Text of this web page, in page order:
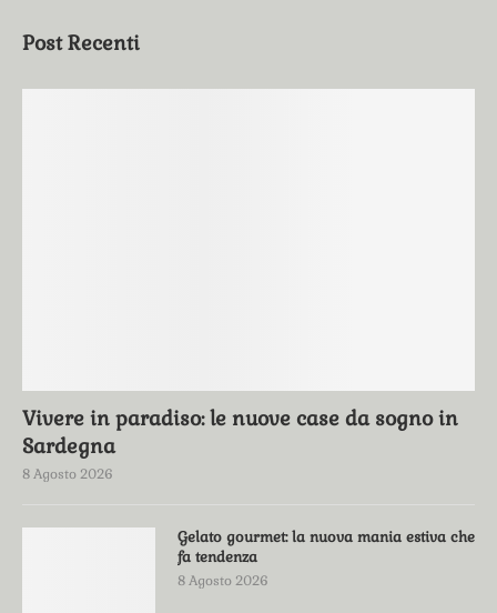
Post Recenti
Vivere in paradiso: le nuove case da sogno in
Sardegna
8 Agosto 2026
Gelato gourmet: la nuova mania estiva che
fa tendenza
8 Agosto 2026